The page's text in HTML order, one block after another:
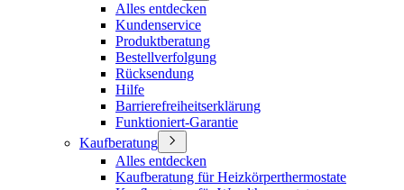
Alles entdecken
Kundenservice
Produktberatung
Bestellverfolgung
Rücksendung
Hilfe
Barrierefreiheitserklärung
Funktioniert-Garantie
Kaufberatung
Alles entdecken
Kaufberatung für Heizkörperthermostate